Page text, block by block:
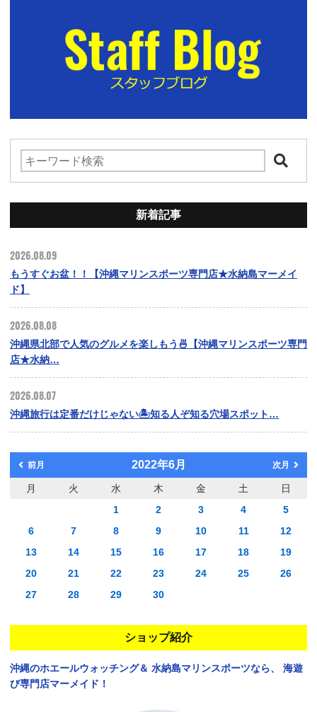
新着記事
2026.08.09
もうすぐお盆！！【沖縄マリンスポーツ専門店★水納島マーメイ
ド】
2026.08.08
沖縄県北部で人気のグルメを楽しもう🍜【沖縄マリンスポーツ専門
店★水納…
2026.08.07
沖縄旅行は定番だけじゃない🏝️知る人ぞ知る穴場スポット…
前月 2022年6月 次月
月 火 水 木 金 土
日
1
2 3 4
5
6
7 8 9 10 11
12
13
14 15 16 17 18
19
20
21 22 23 24 25
26
27
28 29 30
ショップ紹介
沖縄のホエールウォッチング＆ 水納島マリンスポーツなら、
海遊
び専門店マーメイド！